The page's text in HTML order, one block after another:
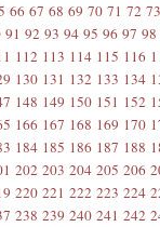
66 67 68 69 70 71 72 73
91 92 93 94 95 96 97 98
112 113 114 115 116
130 131 132 133 134
148 149 150 151 152
166 167 168 169 170
184 185 186 187 188
202 203 204 205 206
220 221 222 223 224
238 239 240 241 242